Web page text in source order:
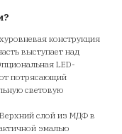
конструкция
выступает над
LED-
потрясающий
световую
Верхний слой из МДФ в
эмалью